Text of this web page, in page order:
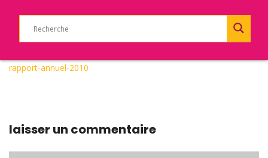
rapport-annuel-2010
laisser un commentaire